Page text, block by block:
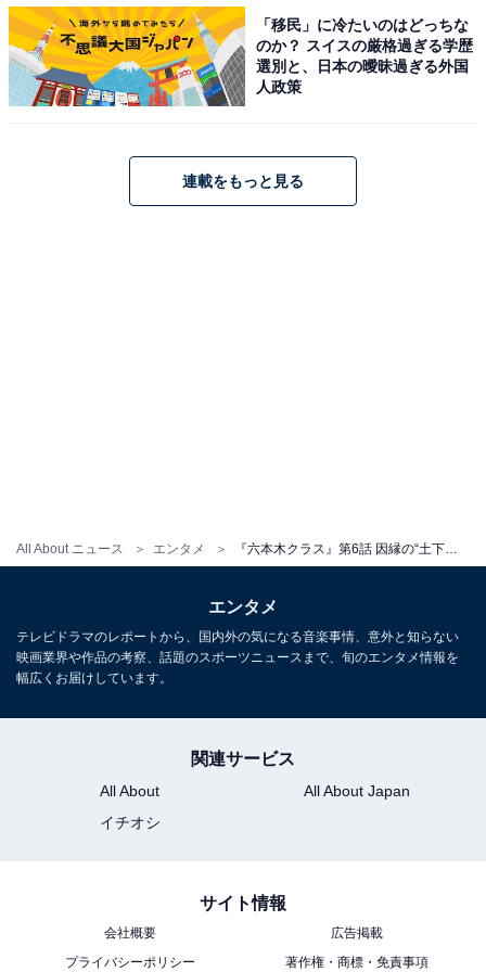
All About ニュース エンタメ
1人で戦ってきた新への気持ちが愛だと気づき、新の敵
を全員潰してやると心に誓った葵。一方、長屋ホールデ
ィングスに身を置く優香（新木優子）は、「長屋から自
由にしてやる」という新を応援する気持ちと、長屋から
次回予告では茂から引き抜きの声をかけられた葵が寝返
之氏に土下座して謝れのセリフあてるの、絶対あれ狙っ
でるでしょ」「土下座への執着が強い香川照之氏」「あ
いも変わらず土下座求める香川照之さんｗ」「オリジナ
かった女性・田辺弘子（倍賞美津子）から「その場所に
店を出すと1年以内に必ず潰れる」と縁起でもないこと
「移民」に冷たいのはどっちな
のか？ スイスの厳格過ぎる学歴
選別と、日本の曖昧過ぎる外国
人政策
連載をもっと見る
エンタメ
テレビドラマのレポートから、国内外の気になる音楽事情、意外と知らない
映画業界や作品の考察、話題のスポーツニュースまで、旬のエンタメ情報を
幅広くお届けしています。
関連サービス
All About
All About Japan
イチオシ
サイト情報
会社概要
広告掲載
プライバシーポリシー
著作権・商標・免責事項